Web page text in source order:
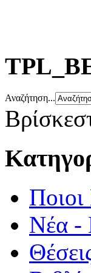
Αναζήτηση...
Νέα -